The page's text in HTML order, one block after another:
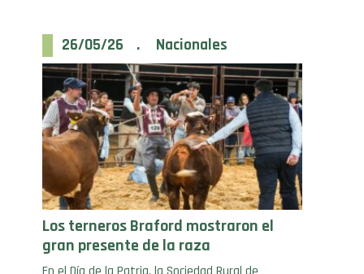
Los terneros Braford mostraron el
gran presente de la raza
En el Día de la Patria, la Sociedad Rural de
Corrientes se vistió de fiesta para las